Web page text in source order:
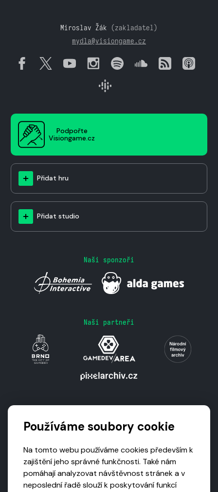
Miroslav Žák (zakladatel)
mydla@visiongame.cz
Podpořte
Visiongame.cz
Přidat hru
Přidat studio
Naši sponzoři
Naši partneři
Používáme soubory cookie
Na tomto webu používáme cookies především k
zajištění jeho správné funkčnosti. Také nám
pomáhají analyzovat návštěvnost stránek a v
neposlední řadě slouží k poskytování funkcí